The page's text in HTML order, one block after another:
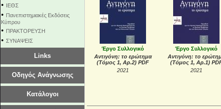
• ΙΕΘΣ
• Πανεπιστημιακές Εκδόσεις
Κύπρου
• ΠΡΑΚΤΟΡΕΥΣΗ
• ΣΥΝΑΨΕΙΣ
Links
Οδηγός Ανάγνωσης
Κατάλογοι
Έργο Συλλογικό
Αντιγόνη: το ερώτημα
(Τόμος 1, Αρ.2) PDF
2021
Έργο Συλλογικό
Αντιγόνη: το
(Τόμος 1, Αρ.1)
2021